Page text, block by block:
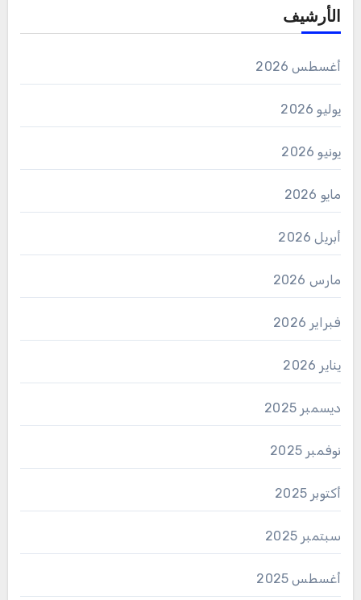
الأرشيف
أغسطس 2026
يوليو 2026
يونيو 2026
مايو 2026
أبريل 2026
مارس 2026
فبراير 2026
يناير 2026
ديسمبر 2025
نوفمبر 2025
أكتوبر 2025
سبتمبر 2025
أغسطس 2025